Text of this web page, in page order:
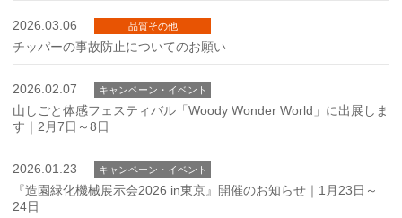
2026.03.06 品質その他
チッパーの事故防止についてのお願い
2026.02.07 キャンペーン・イベント
山しごと体感フェスティバル「Woody Wonder World」に出展しま
す｜2月7日～8日
2026.01.23 キャンペーン・イベント
『造園緑化機械展示会2026 in東京』開催のお知らせ｜1月23日～
24日